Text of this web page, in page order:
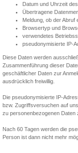
Datum und Uhrzeit
Übertragene
Meldung, ob der Abruf
Browsertyp und
verwendetes
pseudonymisierte IP-
Diese Daten werden
Zusammenführung dieser
geschäftlicher Daten zur
ausdrücklich freiwillig.
Die pseudonymisierte IP-
bzw. Zugriffsversuchen auf
zu personenbezogenen Daten
Nach 60 Tagen werden die
Person ist dann nicht mehr